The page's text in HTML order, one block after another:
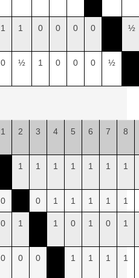
1 1 0 0 0 0 ½
0 ½ 1 0 0 0 ½
1 2 3 4 5 6 7 8
1 1 1 1 1 1 1
0 0 1 1 1 1 1
0 1 1 0 1 0 1
0 0 0 1 1 1 1